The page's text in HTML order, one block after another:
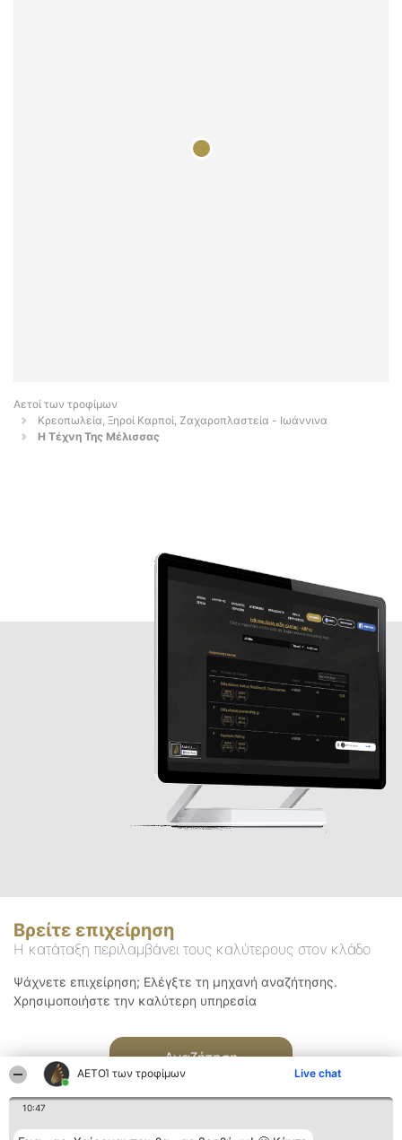
ΑΕΤΟΊ των τροφίμων Live chat
10:47
Αετοί των τροφίμων
Κρεοπωλεία, Ξηροί Καρποί, Ζαχαροπλαστεία - Ιωάννινα
Η Τέχνη Της Μέλισσας
Βρείτε επιχείρηση
Η κατάταξη περιλαμβάνει τους καλύτερους στον κλάδο
Ψάχνετε επιχείρηση; Ελέγξτε τη μηχανή αναζήτησης.
Χρησιμοποιήστε την καλύτερη υπηρεσία
Αναζήτηση